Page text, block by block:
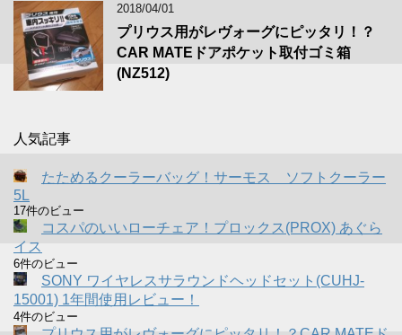
2018/04/01
プリウス用がレヴォーグにピッタリ！？
CAR MATEドアポケット取付ゴミ箱
(NZ512)
人気記事
たためるクーラーバッグ！サーモス ソフトクーラー
5L
17件のビュー
コスパのいいローチェア！プロックス(PROX) あぐら
イス
6件のビュー
SONY ワイヤレスサラウンドヘッドセット(CUHJ-
15001) 1年間使用レビュー！
4件のビュー